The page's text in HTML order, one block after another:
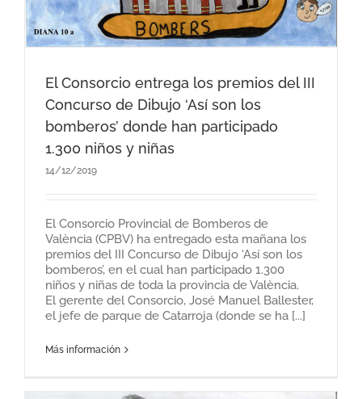
El Consorcio entrega los premios del III
Concurso de Dibujo ‘Así son los
bomberos’ donde han participado
1.300 niños y niñas
14/12/2019
El Consorcio Provincial de Bomberos de
València (CPBV) ha entregado esta mañana los
premios del III Concurso de Dibujo ‘Así son los
bomberos’, en el cual han participado 1.300
niños y niñas de toda la provincia de València.
El gerente del Consorcio, José Manuel Ballester,
el jefe de parque de Catarroja (donde se ha [...]
Más información